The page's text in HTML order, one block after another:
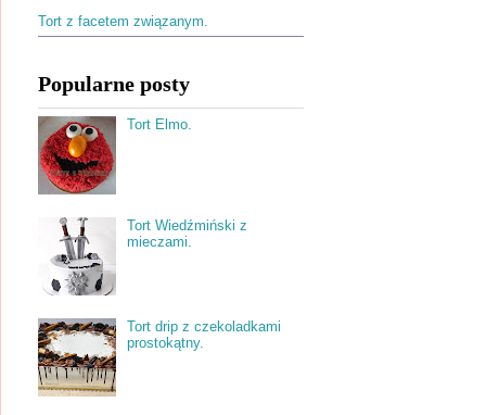
Tort z facetem związanym.
Popularne posty
Tort Elmo.
Tort Wiedźmiński z
mieczami.
Tort drip z czekoladkami
prostokątny.